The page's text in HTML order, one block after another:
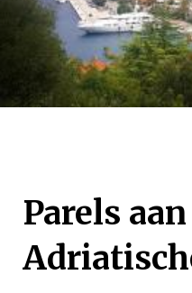
Parels